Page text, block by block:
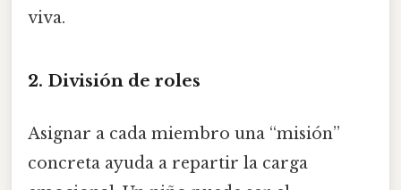
viva.
2. División de roles
Asignar a cada miembro una “misión”
concreta ayuda a repartir la carga